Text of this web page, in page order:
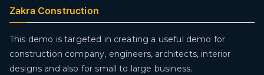
Zakra Construction
This demo is targeted in creating a useful demo for
construction company, engineers, architects, interior
designs and also for small to large business.